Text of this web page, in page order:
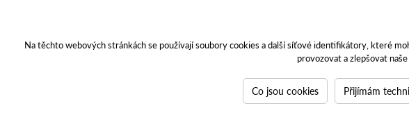
Toto jsou internetové stránky společnosti AGROTEC a. s., se sídlem v Hustopečích, Brněnská 74,
zapsané v OR vedeném Krajským soudem v Brně, oddíl B, vložka 138. Společnost AGROTEC a.s. je
IČO 26185610, se sídlem na adrese Pyšelská 2327/2, Chodov, 149 00 Praha 4.
Na těchto webových stránkách se používají soubory cookies a další síťové identifikátory, které
provozovat a zlepšovat
Co jsou cookies Přijímám